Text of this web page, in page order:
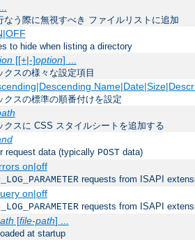
なう際に無視すべき ファイルリストに追加
to hide when listing a directory
[[+|-]option] ...
スの様々な設定項目
クスの標準の順番付けを設定
クスに CSS スタイルシートを追加する
request data (typically POST data)
on|off
requests from ISAPI
on|off
requests from ISAPI
[file-path] ...
at startup